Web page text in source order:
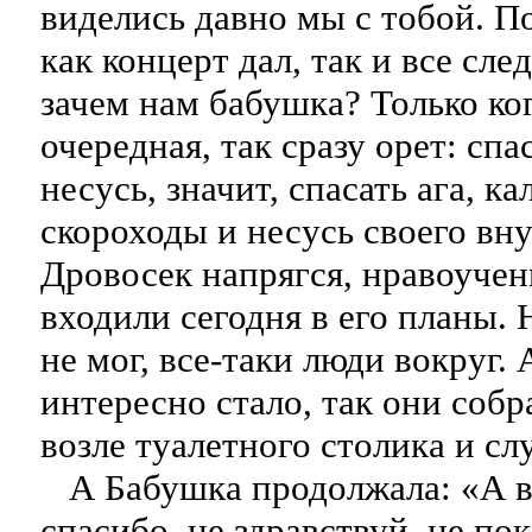
виделись давно мы с тобой.
как концерт дал, так и все
зачем нам бабушка? Только
очередная, так сразу орет:
несусь, значит, спасать ага,
скороходы и несусь своего
Дровосек напрягся,
входили сегодня в его планы.
не мог, все-таки люди
интересно стало, так они
возле туалетного столика и
А Бабушка продолжала: «А